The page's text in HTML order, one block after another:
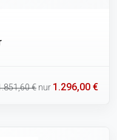
€ nur 1.296,00 €